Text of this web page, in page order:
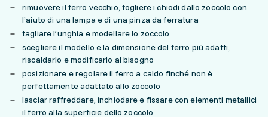
rimuovere il ferro vecchio, togliere i chiodi dallo zoccolo con
l’aiuto di una lampa e di una pinza da ferratura
tagliare l’unghia e modellare lo zoccolo
scegliere il modello e la dimensione del ferro più adatti,
riscaldarlo e modificarlo al bisogno
posizionare e regolare il ferro a caldo finché non è
perfettamente adattato allo zoccolo
lasciar raffreddare, inchiodare e fissare con elementi metallici
il ferro alla superficie dello zoccolo